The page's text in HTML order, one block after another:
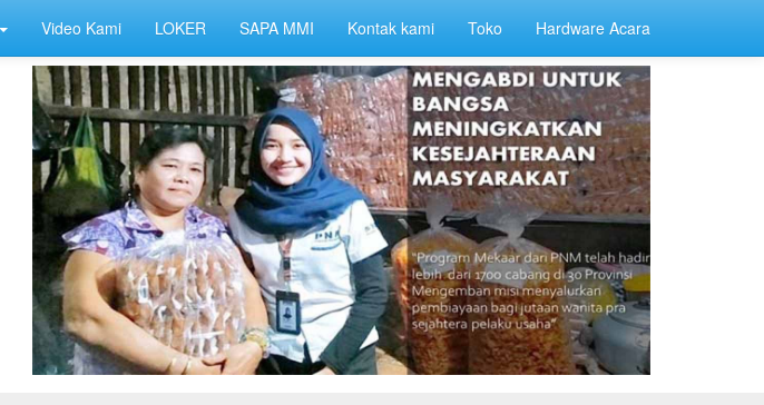
Video Kami LOKER SAPA MMI Kontak kami Toko Hardware Acara